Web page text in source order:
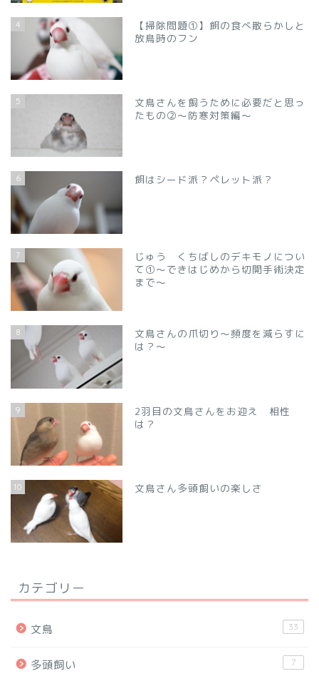
4
【掃除問題①】餌の食べ散らかしと
放鳥時のフン
5
文鳥さんを飼うために必要だと思っ
たもの②～防寒対策編～
6 餌はシード派？ペレット派？
7
じゅう くちばしのデキモノについ
て①～できはじめから切開手術決定
まで～
8
文鳥さんの爪切り～頻度を減らすに
は？～
9
2羽目の文鳥さんをお迎え 相性
は？
10 文鳥さん多頭飼いの楽しさ
カテゴリー
文鳥 33
多頭飼い 7